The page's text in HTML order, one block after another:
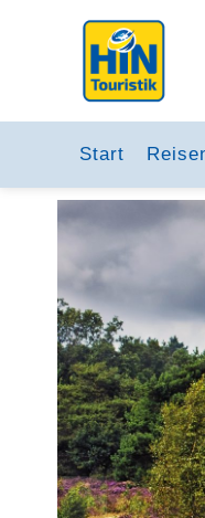
Start